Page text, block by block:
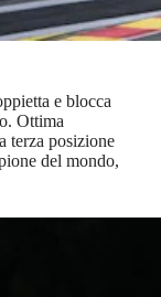
e blocca
Ottima
terza posizione
del mondo,